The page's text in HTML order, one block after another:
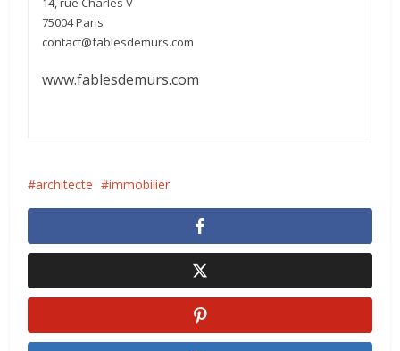
75004 Paris
contact@fablesdemurs.com
www.fablesdemurs.com
architecte immobilier